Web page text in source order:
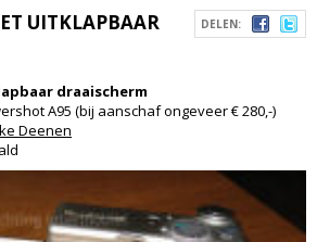
DELEN:
UITKLAPBAAR
draaischerm
A95 (bij aanschaf ongeveer € 280,-)
Deenen